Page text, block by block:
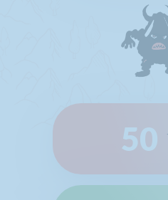
50